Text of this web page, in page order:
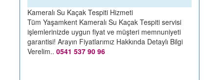
Kameralı Su Kaçak Tespiti Hizmeti
Tüm Yaşamkent Kameralı Su Kaçak Tespiti servisi
işlemlerinizde uygun fiyat ve müşteri memnuniyeti
garantisi! Arayın Fiyatlarımız Hakkında Detaylı Bilgi
Verelim.. 0541 537 90 96